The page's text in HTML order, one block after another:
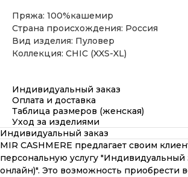
Пряжа: 100%кашемир
Страна происхождения: Россия
Вид изделия: Пуловер
Коллекция: CHIC (XXS-XL)
Индивидуальный заказ
Оплата и доставка
Таблица размеров (женская)
Уход за изделиями
Индивидуальный заказ
MIR CASHMERE предлагает своим
персональную услугу "Индивидуальный
онлайн)". Это возможность приобрести